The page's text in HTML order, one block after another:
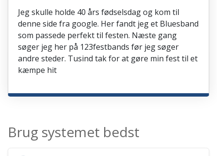
Jeg skulle holde 40 års fødselsdag og kom til
denne side fra google. Her fandt jeg et Bluesband
som passede perfekt til festen. Næste gang
søger jeg her på 123festbands før jeg søger
andre steder. Tusind tak for at gøre min fest til et
kæmpe hit
Brug systemet bedst